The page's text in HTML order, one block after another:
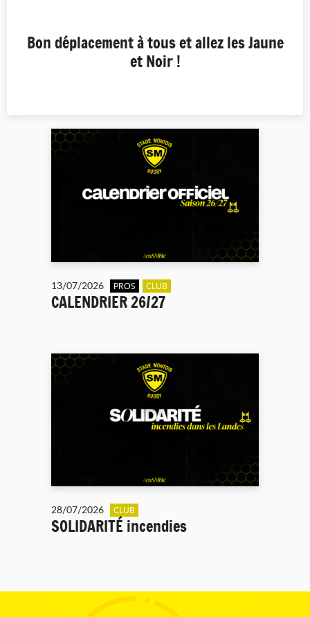
Bon déplacement à tous et allez les Jaune
et Noir !
13/07/2026 PROS CLUB
CALENDRIER 26/27
28/07/2026 CLUB
SOLIDARITÉ incendies